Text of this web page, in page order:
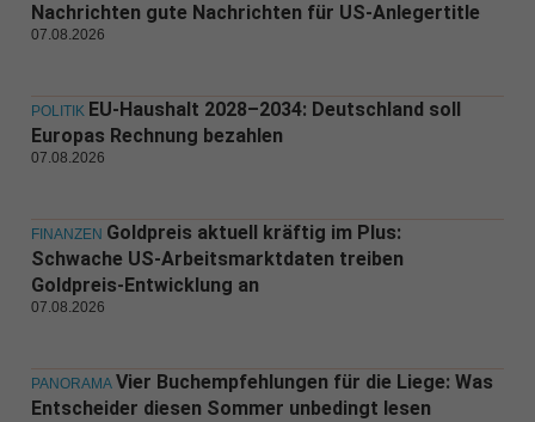
Nachrichten gute Nachrichten für US-Anlegertitle
07.08.2026
POLITIK EU-Haushalt 2028–2034: Deutschland soll
Europas Rechnung bezahlen
07.08.2026
FINANZEN Goldpreis aktuell kräftig im Plus:
Schwache US-Arbeitsmarktdaten treiben
Goldpreis-Entwicklung an
07.08.2026
PANORAMA Vier Buchempfehlungen für die Liege: Was
Entscheider diesen Sommer unbedingt lesen